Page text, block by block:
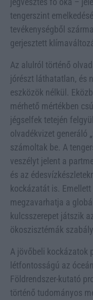
tengerszint
tevékenységből
gerjesztett
Az alulról történő
jórészt láthatatlan, és
eszközök nélkül.
mérhető mértékben
jégselfek tetején
olvadékvizet generáló
számoltak be. A
veszélyt jelent a
és az
kockázatát is.
megzavarhatja a
kulcsszerepet játszik
ökoszisztémák
A jövőbeli kockázatok
létfontosságú az
Földrendszer-kutató
történő tudományos